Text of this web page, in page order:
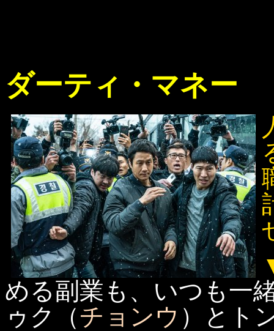
ダーティ・マネー
める副業も、いつも一
ゥク（チョンウ ）とト